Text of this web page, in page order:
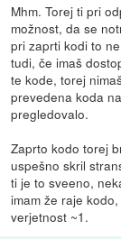
Mhm. Torej ti pri
možnost, da se
pri zaprti kodi to
tudi, če imaš
te kode, torej
prevedena koda
pregledovalo.
Zaprto kodo torej
uspešno skril
ti je to sveeno,
imam že raje
verjetnost ~1.